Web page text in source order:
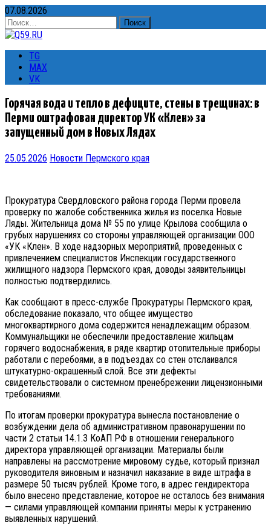
07.08.2026
Найти:
TG
MAX
VK
Горячая вода и тепло в дефиците, стены в трещинах: в
Перми оштрафован директор УК «Клен» за
запущенный дом в Новых Лядах
25.05.2026 Новости Пермского края
Прокуратура Свердловского района города Перми провела
проверку по жалобе собственника жилья из поселка Новые
Ляды. Жительница дома № 55 по улице Крылова сообщила о
грубых нарушениях со стороны управляющей организации ООО
«УК «Клен». В ходе надзорных мероприятий, проведенных с
привлечением специалистов Инспекции государственного
жилищного надзора Пермского края, доводы заявительницы
полностью подтвердились.
Как сообщают в пресс-службе Прокуратуры Пермского края,
обследование показало, что общее имущество
многоквартирного дома содержится ненадлежащим образом.
Коммунальщики не обеспечили предоставление жильцам
горячего водоснабжения, в ряде квартир отопительные приборы
работали с перебоями, а в подъездах со стен отслаивался
штукатурно-окрашенный слой. Все эти дефекты
свидетельствовали о системном пренебрежении лицензионными
требованиями.
По итогам проверки прокуратура вынесла постановление о
возбуждении дела об административном правонарушении по
части 2 статьи 14.1.3 КоАП РФ в отношении генерального
директора управляющей организации. Материалы были
направлены на рассмотрение мировому судье, который признал
руководителя виновным и назначил наказание в виде штрафа в
размере 50 тысяч рублей. Кроме того, в адрес гендиректора
было внесено представление, которое не осталось без внимания
— силами управляющей компании приняты меры к устранению
выявленных нарушений.